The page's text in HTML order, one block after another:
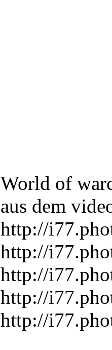
World of
aus dem
http://
http://
http://
http://
http://